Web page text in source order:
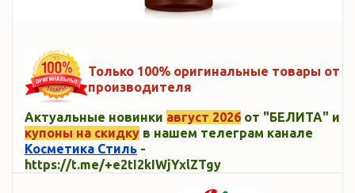
Только 100% оригинальные товары от
производителя
Актуальные новинки август 2026 от "БЕЛИТА" и
купоны на скидку в нашем телеграм канале
Косметика Стиль -
https://t.me/+e2tI2kIWjYxlZTgy